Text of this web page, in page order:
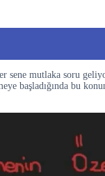
sene mutlaka soru
başladığında bu